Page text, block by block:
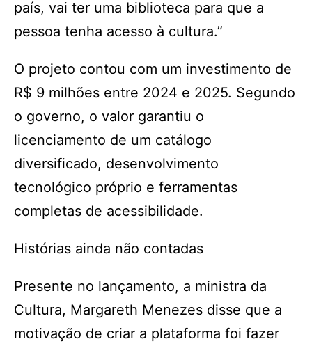
país, vai ter uma biblioteca para que a
pessoa tenha acesso à cultura.”
O projeto contou com um investimento de
R$ 9 milhões entre 2024 e 2025. Segundo
o governo, o valor garantiu o
licenciamento de um catálogo
diversificado, desenvolvimento
tecnológico próprio e ferramentas
completas de acessibilidade.
Histórias ainda não contadas
Presente no lançamento, a ministra da
Cultura, Margareth Menezes disse que a
motivação de criar a plataforma foi fazer